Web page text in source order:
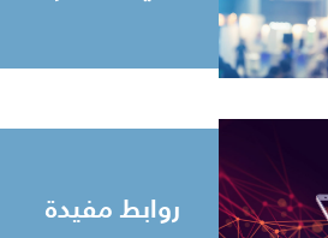
روابط مفيدة